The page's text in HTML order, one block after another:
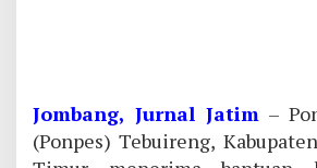
Jombang, Jurnal Jatim –
(Ponpes) Tebuireng,